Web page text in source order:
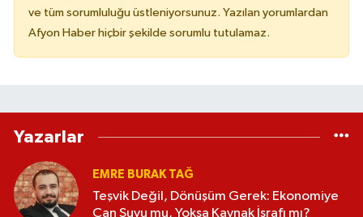
ve tüm sorumluluğu üstleniyorsunuz. Yazılan yorumlardan
Afyon Haber hiçbir şekilde sorumlu tutulamaz.
Yazarlar
EMRE BURAK TAĞ
Teşvik Değil, Dönüşüm Gerek: Ekonomiye
Can Suyu mu, Yoksa Kaynak İsrafı mı?